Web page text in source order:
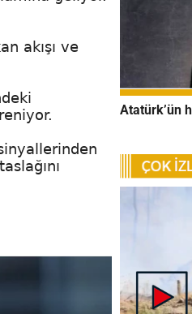
akışı ve
Atatürk’ün